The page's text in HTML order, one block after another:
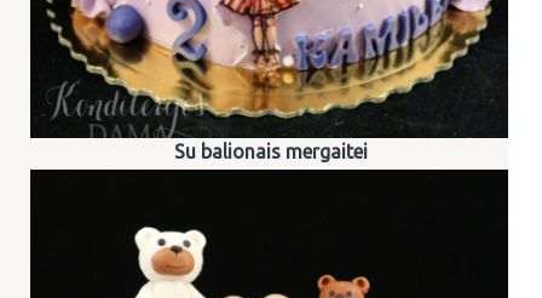
Su balionais mergaitei